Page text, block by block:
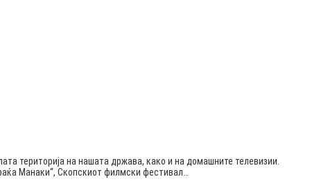
територија на нашата држава, како и на домашните телевизии.
Манаки“, Скопскиот филмски фестивал…